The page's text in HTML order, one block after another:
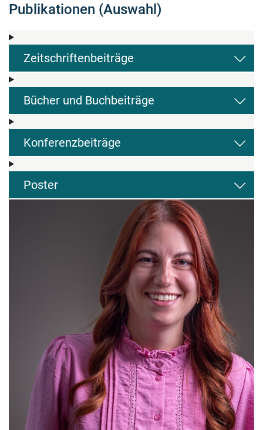
Publikationen (Auswahl)
Zeitschriftenbeiträge
Bücher und Buchbeiträge
Konferenzbeiträge
Poster